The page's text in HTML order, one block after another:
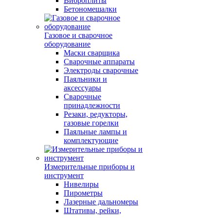
Бетономешалки
Газовое и сварочное
оборудование
Маски сварщика
Сварочные аппараты
Электроды сварочные
Паяльники и
аксессуары
Сварочные
принадлежности
Резаки, редукторы,
газовые горелки
Паяльные лампы и
комплектующие
Измерительные приборы и
инструмент
Нивелиры
Пирометры
Лазерные дальномеры
Штативы, рейки,